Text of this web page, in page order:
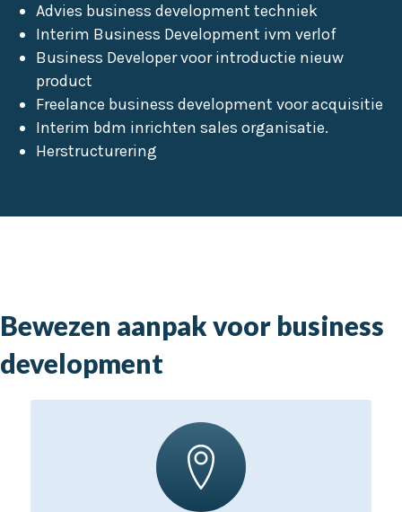
Advies business development techniek
Interim Business Development ivm verlof
Business Developer voor introductie nieuw
product
Freelance business development voor acquisitie
Interim bdm inrichten sales organisatie.
Herstructurering
Bewezen aanpak voor business
development